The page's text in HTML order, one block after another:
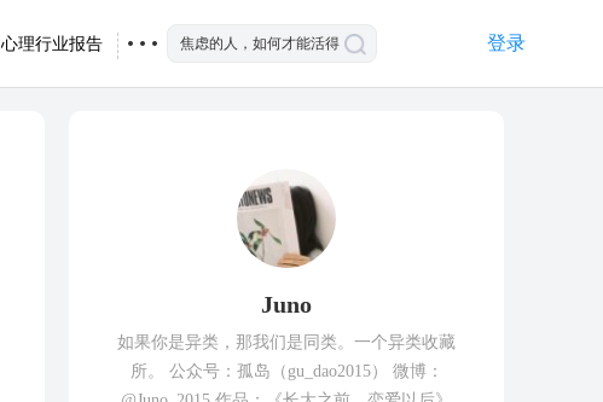
心理行业报告 登录
Juno
如果你是异类，那我们是同类。一个异类收藏
所。 公众号：孤岛（gu_dao2015） 微博：